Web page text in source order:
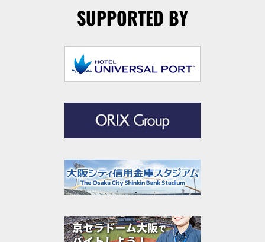
SUPPORTED BY